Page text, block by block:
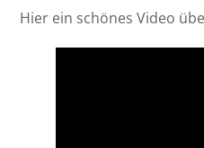
Hier ein schönes Video